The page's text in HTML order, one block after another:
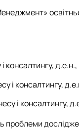
консалтингу,
і консалтингу,
і консалтингу,
проблеми